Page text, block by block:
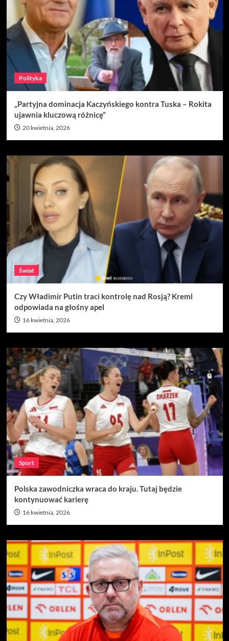
Polityka
„Partyjna dominacja Kaczyńskiego kontra Tuska – Rokita
ujawnia kluczową różnicę”
20 kwietnia, 2026
Świat
Czy Władimir Putin traci kontrolę nad Rosją? Kreml
odpowiada na głośny apel
16 kwietnia, 2026
Sport
Polska zawodniczka wraca do kraju. Tutaj będzie
kontynuować karierę
16 kwietnia, 2026